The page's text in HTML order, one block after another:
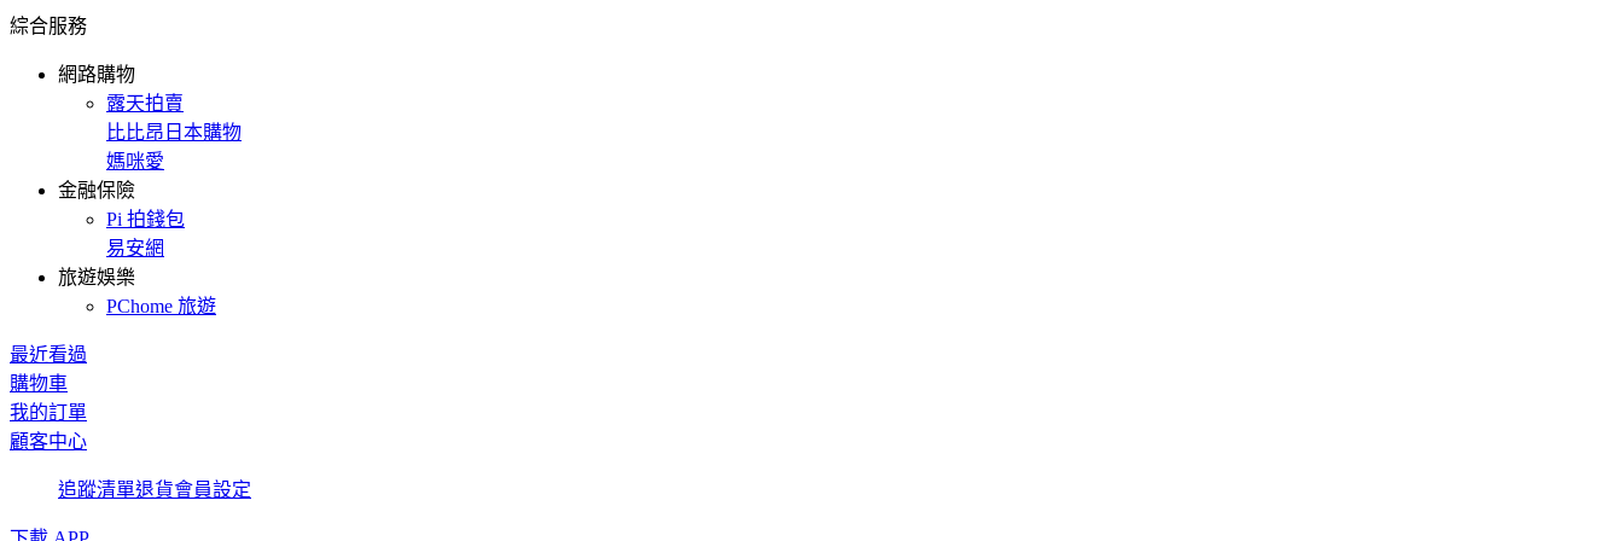
綜合服務
網路購物
露天拍賣
比比昂日本購物
媽咪愛
金融保險
Pi 拍錢包
易安網
旅遊娛樂
PChome 旅遊
最近看過
購物車
我的訂單
顧客中心
追蹤清單退貨會員設定